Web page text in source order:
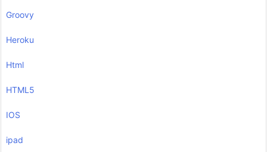
Groovy
Heroku
Html
HTML5
IOS
ipad